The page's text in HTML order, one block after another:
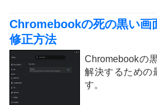
Chromebookの死の黒い画
修正方法
Chromebookの
解決するための
す。